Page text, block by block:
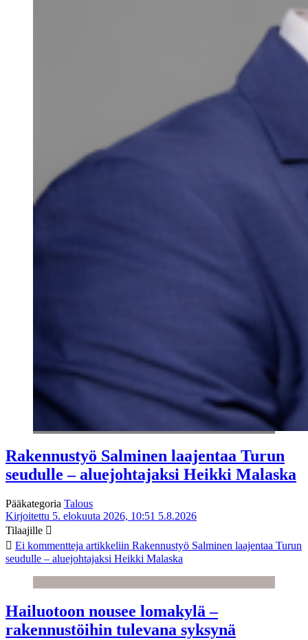
Rakennustyö Salminen laajentaa Turun
seudulle – aluejohtajaksi Heikki Malaska
Pääkategoria Talous
Kirjoitettu 5. elokuuta 2026, 10:51 5.8.2026
Tilaajille
Ei kommentteja artikkeliin Rakennustyö Salminen laajentaa Turun
seudulle – aluejohtajaksi Heikki Malaska
Hailuotoon nousee lomakylä –
rakennustöihin tulevana syksynä